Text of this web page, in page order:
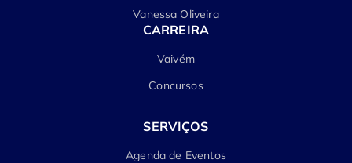
Vanessa Oliveira
CARREIRA
Vaivém
Concursos
SERVIÇOS
Agenda de Eventos